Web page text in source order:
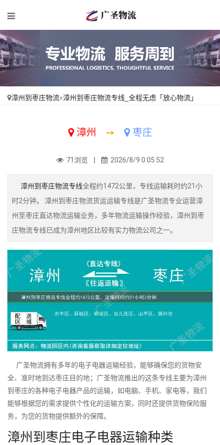
漳州到枣庄物流»漳州到枣庄物流专线_全程无虑「放心物流」
漳州 ➙ 枣庄
71浏览 | 2026/8/9 0:05:52
漳州到枣庄物流专线全程约1472公里，专线运输耗时约21小
时2分钟。 漳州到枣庄物流货运运输专线是广圣物流专业运营漳
州至枣庄直达物流运输业务，多年物流运输操作经验，漳州到枣
庄物流专线已成为漳州地区比较有实力物流公司之一。
广圣物流拥有多年的电子电器运输经验，能够确保您的货物安
全、准时地到达枣庄目的地；广圣物流推出的这条专线主要为漳州
到枣庄的各种电子电器产品的运输，如电脑、手机、家电等，我们
能够根据您的需求提供个性化的运输方案，同时还提供货物保险服
务，为您的货物提供额外的保障。
漳州到枣庄电子电器运输种类